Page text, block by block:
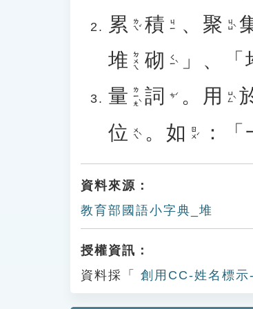
累 ㄌㄟˇ 積 ㄐㄧ 、 聚 ㄐㄩˋ
堆 ㄉㄨㄟ 砌 ㄑㄧˋ 」、「
量 ㄌㄧㄤˋ 詞 ㄘˊ 。 用 ㄩㄥˋ
位 ㄨㄟˋ 。 如 ㄖㄨˊ ：「
資料來源：
教育部國語小字典_堆
授權資訊：
資料採「
創用CC-姓名標